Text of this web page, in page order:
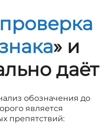
» и
даёт
обозначения до
является
препятствий: